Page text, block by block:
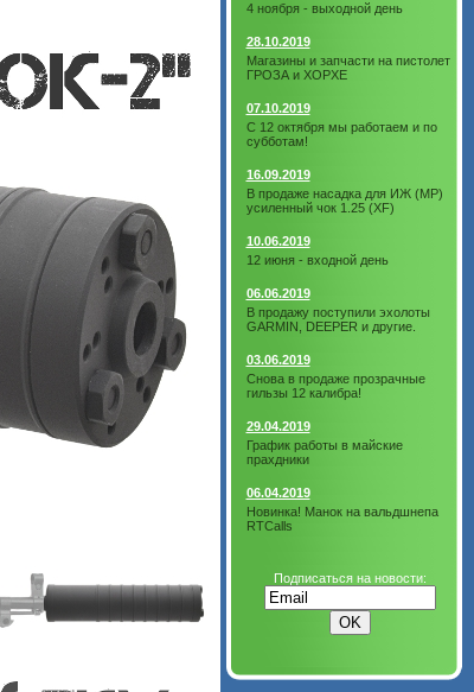
4 ноября - выходной день
28.10.2019
Магазины и запчасти на пистолет
ГРОЗА и ХОРХЕ
07.10.2019
С 12 октября мы работаем и по
субботам!
16.09.2019
В продаже насадка для ИЖ (МР)
усиленный чок 1.25 (XF)
10.06.2019
12 июня - входной день
06.06.2019
В продажу поступили эхолоты
GARMIN, DEEPER и другие.
03.06.2019
Снова в продаже прозрачные
гильзы 12 калибра!
29.04.2019
График работы в майские
прахдники
06.04.2019
Новинка! Манок на вальдшнепа
RTCalls
Подписаться на новости: